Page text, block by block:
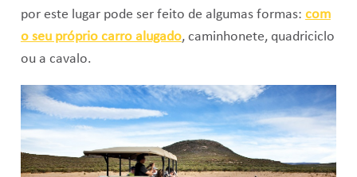
por este lugar pode ser feito de algumas formas: com
o seu próprio carro alugado, caminhonete, quadriciclo
ou a cavalo.